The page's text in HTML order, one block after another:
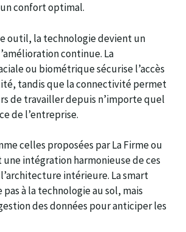
confort optimal.
outil, la technologie devient un
continue. La
ou biométrique sécurise l’accès
tandis que la connectivité permet
de travailler depuis n’importe quel
de l’entreprise.
celles proposées par La Firme ou
une intégration harmonieuse de ces
intérieure. La smart
à la technologie au sol, mais
des données pour anticiper les